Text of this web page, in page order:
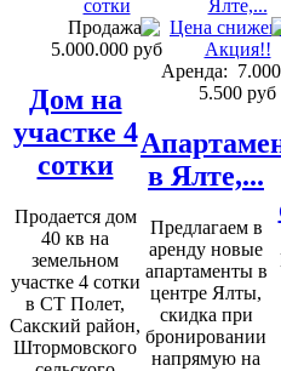
Продажа:
5.000.000 руб
Дом на
участке 4
сотки
Продается дом
40 кв на
земельном
участке 4 сотки
в СТ Полет,
Сакский район,
Штормовского
Аренда:
5.500 руб
в Ялте,...
Предлагаем в
аренду новые
апартаменты в
центре Ялты,
скидка при
бронировании
напрямую на